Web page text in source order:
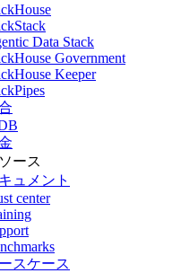
には、ClickHouseオー
加のプラットフォーム機
イティブなストレージと
書き込みパスの独立した
可能にする低コストオブ
細かなRBACなどの計画
ネージドプラットフォー
のより広範な信頼性、セ
ともに提供されます。
Data Stack
Government
Keeper
ース
ュメント
center
スケース